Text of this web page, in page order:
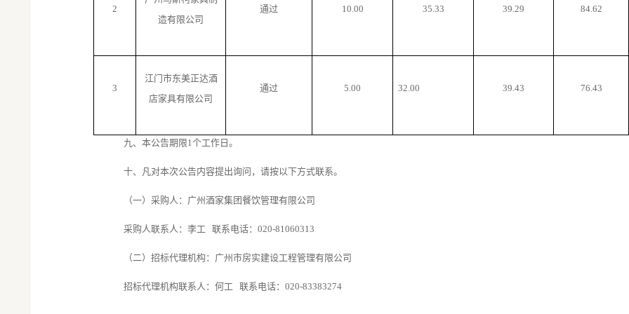
2
造有限公司
通过 10.00 35.33 39.29 84.62
3
江门市东美正达酒
店家具有限公司
通过 5.00 32.00 39.43 76.43
九、本公告期限1个工作日。
十、凡对本次公告内容提出询问，请按以下方式联系。
（一）采购人：广州酒家集团餐饮管理有限公司
采购人联系人： 李工 联系电话： 020-81060313
（二）招标代理机构： 广州市房实建设工程管理有限公司
招标代理机构联系人： 何工 联系电话： 020-83383274